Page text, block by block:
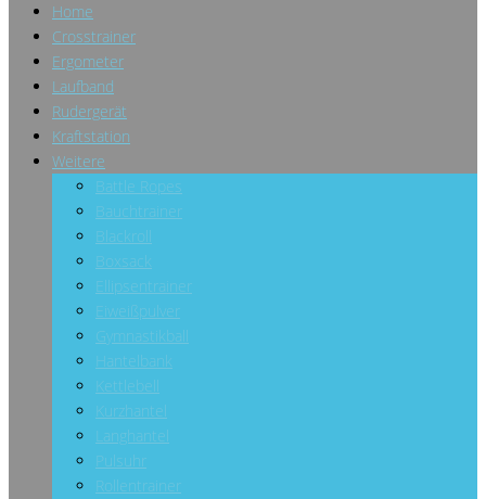
Home
Crosstrainer
Ergometer
Laufband
Rudergerät
Kraftstation
Weitere
Battle Ropes
Bauchtrainer
Blackroll
Boxsack
Ellipsentrainer
Eiweißpulver
Gymnastikball
Hantelbank
Kettlebell
Kurzhantel
Langhantel
Pulsuhr
Rollentrainer